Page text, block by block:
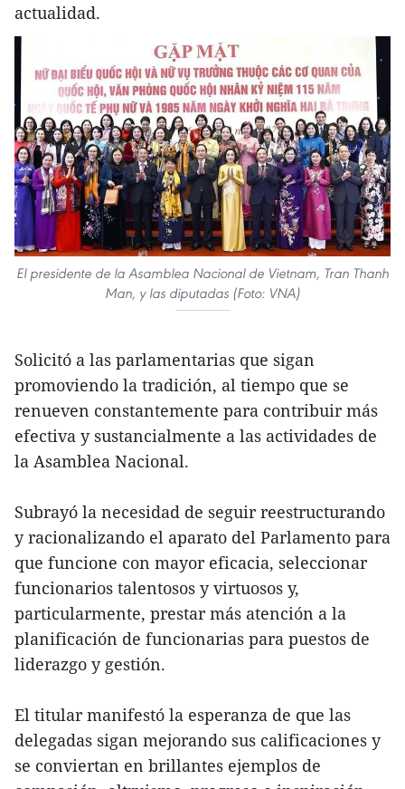
actualidad.
El presidente de la Asamblea Nacional de Vietnam, Tran Thanh
Man, y las diputadas (Foto: VNA)
Solicitó a las parlamentarias que sigan
promoviendo la tradición, al tiempo que se
renueven constantemente para contribuir más
efectiva y sustancialmente a las actividades de
la Asamblea Nacional.
Subrayó la necesidad de seguir reestructurando
y racionalizando el aparato del Parlamento para
que funcione con mayor eficacia, seleccionar
funcionarios talentosos y virtuosos y,
particularmente, prestar más atención a la
planificación de funcionarias para puestos de
liderazgo y gestión.
El titular manifestó la esperanza de que las
delegadas sigan mejorando sus calificaciones y
se conviertan en brillantes ejemplos de